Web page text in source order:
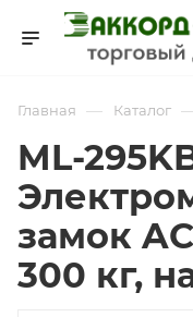
Главная — Каталог
ML-
замок
300 кг,